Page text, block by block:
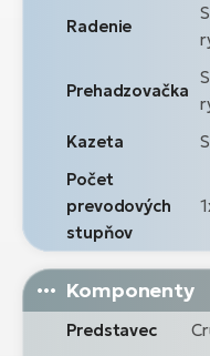
Radenie
Prehadzovačka
Kazeta
Počet
prevodových
stupňov
Komponenty
Predstavec